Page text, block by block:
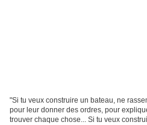
"Si tu veux construire un bateau, ne
pour leur donner des ordres, pour
trouver chaque chose... Si tu veux